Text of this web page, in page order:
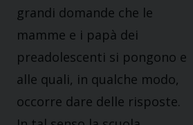
grandi domande che le
mamme e i papà dei
preadolescenti si pongono e
alle quali, in qualche modo,
occorre dare delle risposte.